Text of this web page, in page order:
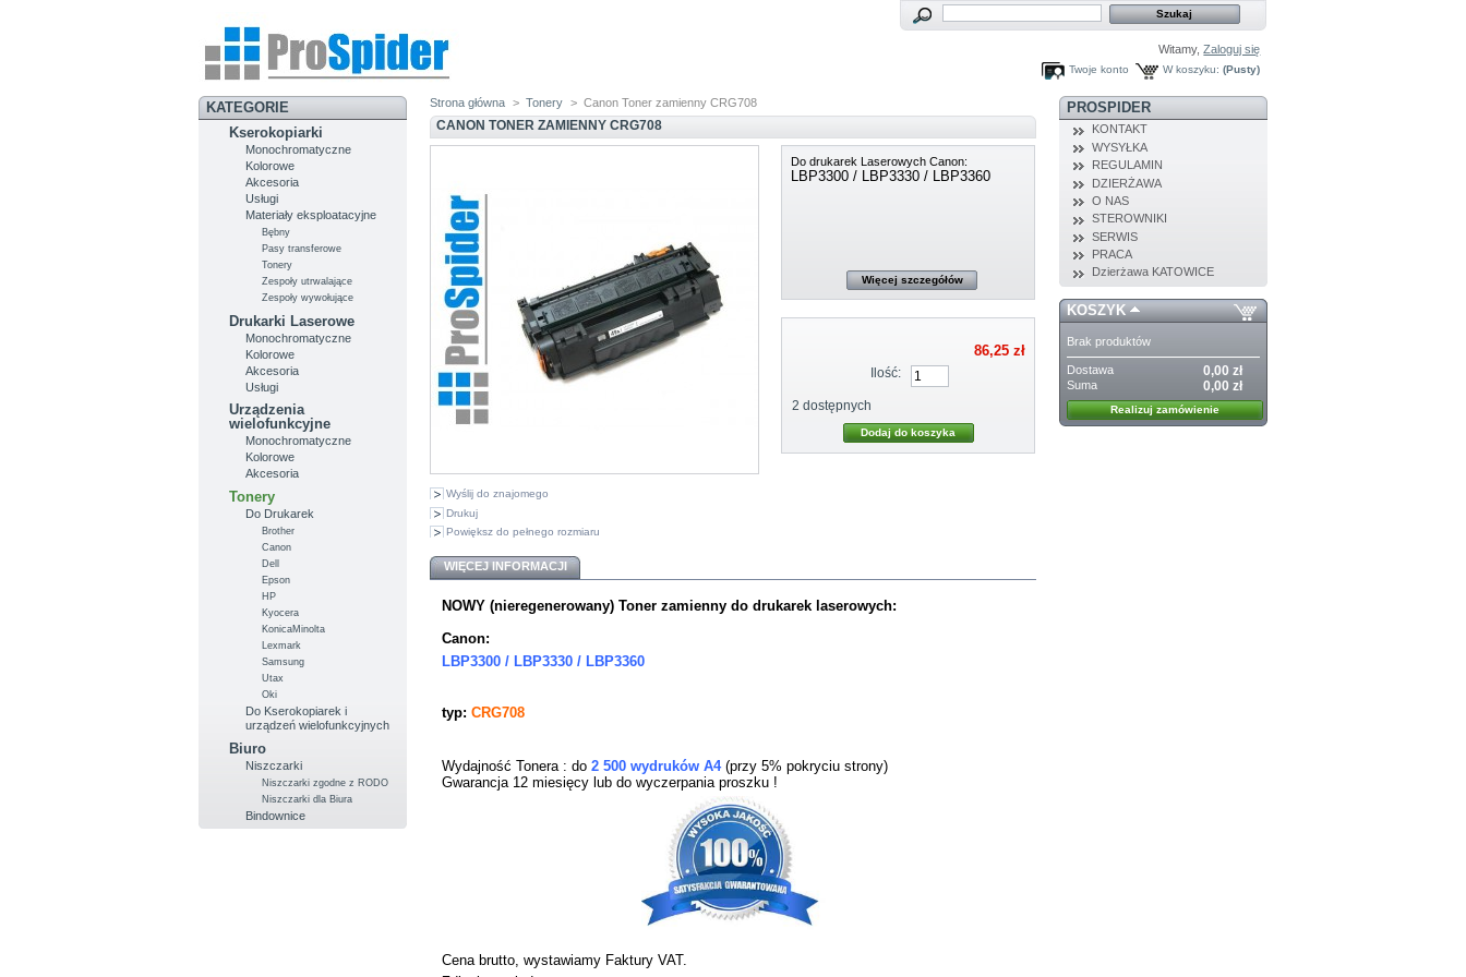
Witamy,Zaloguj się
W koszyku: (Pusty)
Twoje konto
KATEGORIE
Kserokopiarki
Monochromatyczne
Kolorowe
Akcesoria
Usługi
Materiały eksploatacyjne
Bębny
Pasy transferowe
Tonery
Zespoły utrwalające
Zespoły wywołujące
Drukarki Laserowe
Monochromatyczne
Kolorowe
Akcesoria
Usługi
Urządzenia
wielofunkcyjne
Monochromatyczne
Kolorowe
Akcesoria
Tonery
Do Drukarek
Brother
Canon
Dell
Epson
HP
Kyocera
KonicaMinolta
Lexmark
Samsung
Utax
Oki
Do Kserokopiarek i
urządzeń wielofunkcyjnych
Biuro
Niszczarki
Niszczarki zgodne z RODO
Niszczarki dla Biura
Bindownice
Strona główna > Tonery > Canon Toner zamienny CRG708
CANON TONER ZAMIENNY CRG708
Wyślij do znajomego
Drukuj
Powiększ do pełnego rozmiaru
Do drukarek Laserowych Canon:
LBP3300 / LBP3330 / LBP3360
Więcej szczegółów
86,25 zł
Ilość:
2 dostępnych
WIĘCEJ INFORMACJI
NOWY (nieregenerowany) Toner zamienny do drukarek laserowych:
Canon:
LBP3300 / LBP3330 / LBP3360
typ: CRG708
Wydajność Tonera : do 2 500 wydruków A4(przy 5% pokryciu strony)
Gwarancja 12 miesięcy lub do wyczerpania proszku !
Cena brutto, wystawiamy Faktury VAT.
PROSPIDER
KONTAKT
WYSYŁKA
REGULAMIN
DZIERŻAWA
O NAS
STEROWNIKI
SERWIS
PRACA
Dzierżawa KATOWICE
KOSZYK
Brak produktów
Dostawa 0,00 zł
Suma 0,00 zł
Realizuj zamówienie